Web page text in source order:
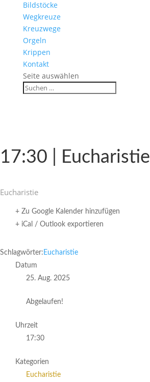
Bild­stöcke
Wegkreuze
Kreuz­wege
Orgeln
Krippen
Kontakt
Seite auswählen
17:30 | Eucharistie
Eucha­ristie
+ Zu Google Kalender hinzufügen
+ iCal / Outlook exportieren
Schlagwörter: Eucharistie
Datum
25. Aug. 2025
Abgelaufen!
Uhrzeit
17:30
Kategorien
Eucharistie